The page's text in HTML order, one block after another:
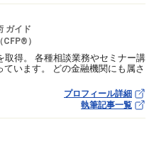
ガイド
）
取得。 各種相談業務やセミナー講
います。 どの金融機関にも属さ
プロフィール詳細
執筆記事一覧